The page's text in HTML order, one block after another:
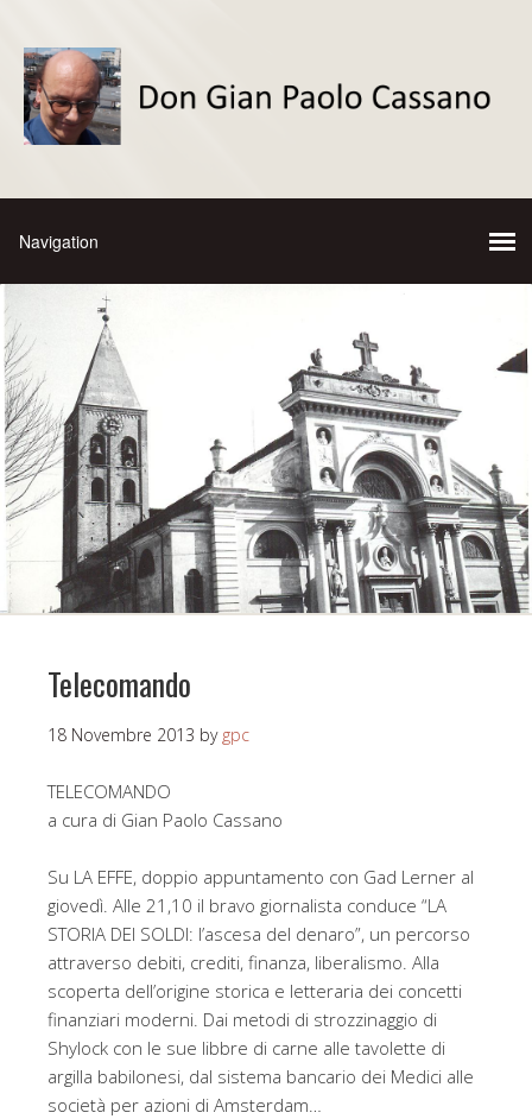
Telecomando
18 Novembre 2013 by gpc
TELECOMANDO
a cura di Gian Paolo Cassano
Su LA EFFE, doppio appuntamento con Gad Lerner al
giovedì. Alle 21,10 il bravo giornalista conduce “LA
STORIA DEI SOLDI: l’ascesa del denaro”, un percorso
attraverso debiti, crediti, finanza, liberalismo. Alla
scoperta dell’origine storica e letteraria dei concetti
finanziari moderni. Dai metodi di strozzinaggio di
Shylock con le sue libbre di carne alle tavolette di
argilla babilonesi, dal sistema bancario dei Medici alle
società per azioni di Amsterdam…